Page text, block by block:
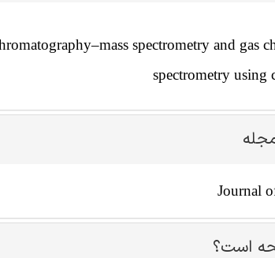
spectrometry and gas
spectrometry using
Journal
است؟